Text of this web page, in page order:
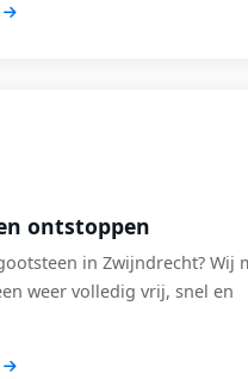
ontstoppen
in Zwijndrecht? Wij
weer volledig vrij, snel en